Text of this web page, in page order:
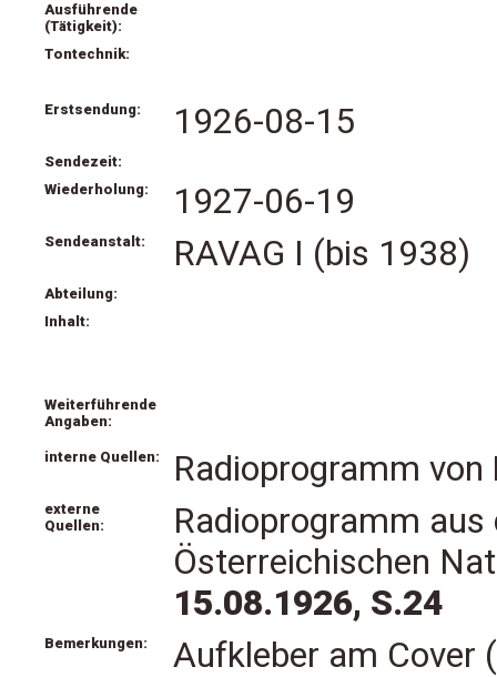
Ausführende
(Tätigkeit):
Tontechnik:
Erstsendung: 1926-08-15
Sendezeit:
Wiederholung:
1927-06-19
Sendeanstalt: RAVAG I (bis 1938)
Abteilung:
Inhalt:
Weiterführende
Angaben:
interne Quellen: Radioprogramm von
externe
Quellen:
Radioprogramm
Österreichischen
15.08.1926, S.24
Bemerkungen: Aufkleber am Cover